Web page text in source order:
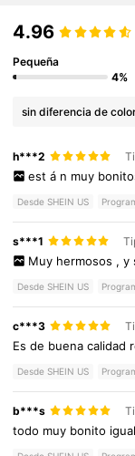
4.96
Pequeña
4%
sin diferencia de
h***2
est á n muy
Desde SHEIN US
s***1
Muy hermosos , y
Desde SHEIN US
c***3
Esde buenacalidad
Desde SHEIN US
b***s
todo muy bonito
4.85
4.85